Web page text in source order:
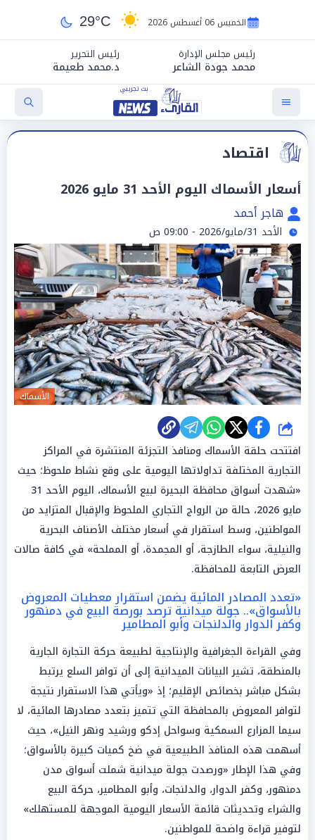
الخميس 06 أغسطس 2026 29°C
رئيس مجلس الإدارة
محمد جودة الشاعر
رئيس التحرير
د.محمد طعيمة
اقتصاد
أسعار الأسماك اليوم الأحد 31 مايو 2026
هاجر أحمد
الأحد 31/مايو/2026 - 09:00 ص
الأسماك
شارك
افتتحت حلقة الأسماك ومنافذ التجزئة المنتشرة في المراكز
التجارية المختلفة تداولاتها اليومية على وقع نشاط ملحوظ؛ حيث
«شهدت أسواق محافظة البحيرة لبيع الأسماك، اليوم الأحد 31
مايو 2026، حالة من الرواج التجاري الملحوظ والإقبال المتزايد من
المواطنين، وسط استقرار في أسعار مختلف الأصناف البحرية
والنيلية، سواء الطازجة، أو المجمدة، أو المملحة» في كافة صالات
العرض التابعة للمحافظة.
«تعدد المصادر المائية يضمن استقرار معطيات المعروض
بالأسواق».. جولة ميدانية ترصد بورصة البيع في دمنهور
وكفر الدوار والدلنجات وأبو المطامير
وفي القراءة الجغرافية والإنتاجية لطبيعة حركة التجارة الجارية
بالمنطقة، تشير البيانات الميدانية إلى أن توافر السلع يرتبط
بشكل مباشر بخصائص الإقليم؛ إذ «ويأتي هذا الاستقرار نتيجة
لتوافر المعروض بالمحافظة التي تتميز بتعدد مصادرها المائية، لا
سيما المزارع السمكية وسواحل إدكو ورشيد ونهر النيل»، حيث
أسهمت هذه المنافذ الطبيعية في ضخ كميات كبيرة بالأسواق؛
وفي هذا الإطار «ورصدت جولة ميدانية شملت أسواق مدن
دمنهور، وكفر الدوار، والدلنجات، وأبو المطامير، حركة البيع
والشراء وتحديثات قائمة الأسعار اليومية الموجهة للمستهلك»
لتوفير قراءة واضحة للمواطنين.